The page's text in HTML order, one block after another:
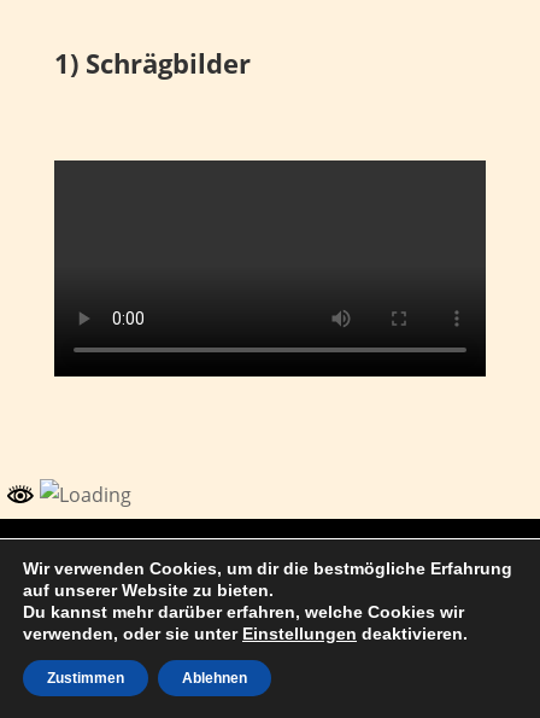
1) Schrägbilder
Wir verwenden Cookies, um dir die bestmögliche Erfahrung
auf unserer Website zu bieten.
Du kannst mehr darüber erfahren, welche Cookies wir
verwenden, oder sie unter Einstellungen deaktivieren.
Zustimmen Ablehnen